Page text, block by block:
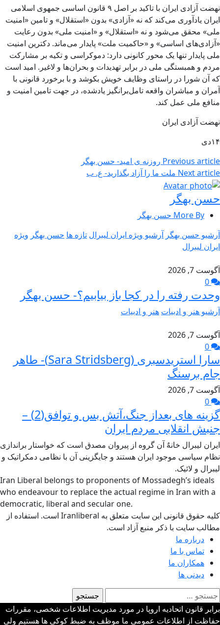
نهضت آزادی ایران با تاکید بر اصل ۹ قانون اساسی جمهوی اسلامی
ایران یادآوری می‌کند که نه «آزادی» بدون «استقلال» و تامین «امنیت
ملی» محقق می‌شود و نه «استقلال» و «امنیت ملی» بدون رعایت
«آزادی‌های اساسی» و «حاکمیت ملت» پایدار می‌ماند. دکترین امنیت
ملی پایدار تنها یک محور کانونی دارد: دموکراسی و تکیه بر مشارکت
مردم و همبستگی ملی در برابر تهدیدات و بحران‌ها و لاغیر. امید است
که آن شورا در راستای وظایف خویش بکوشد و با برخورد قانونی با
آمران و مباشران واقعه تامل‌برانگیز یادشده، در جهت تامین امنیت و
منافع ملی عمل کند.
نهضت آزادی ایران
۱۴دی
Previous article روزنه ی امید- حسن بهگر
Next article ملت ما را آزاد بگذارید- ع. ب
حسن بهگر
More By حسن بهگر
آرشیو حسن بهگر آرشیو ویژه ایران لیبرال تازه ها حسن بهگر ویژه
ایران لیبرال
آگوست 7, 2026
وحدت رفته را در کجا باز بیابیم؟- حسن بهگر
آرشیو هنر و ادبیات هنر و ادبیات
آگوست 7, 2026
سارا استریدسبری (Sara Stridsberg)- طاهر
جام برسنگ
آگوست 7, 2026
گزینه های بعداز جنگ،آتش بس و توافق(2) –
جنبش انقلابی مردم ایران
ایران لیبرال خانهٌ آن گروه از پیروان مصدق است که خواستار براندازی
نظام سیاسی موجود ایران هستند و جایگزینی آن با نظامی دمکراتیک و
لیبرال و لائیک.
Iran Liberal belongs to proponents of Mossadegh’s ideals
who endeavour to replace the actual regime in Iran with a
democratic, liberal and secular one.
کلیه حقوق قانونی این سایت متعلق به Iranliberal است. استفاده از
مطالب سایت با ذکر منبع آزاد است.
درباره ما
تماس با ما
همکاران ما
دیدنی ها
جستجو
برای:
برابر قانون اتحادیه اروپا در مورد مدیریت اطلاعات شخصی، مقررات
حفاظت از اطلاعات عمومی ما موظف به ضبط کوکی ها هستیم ولی